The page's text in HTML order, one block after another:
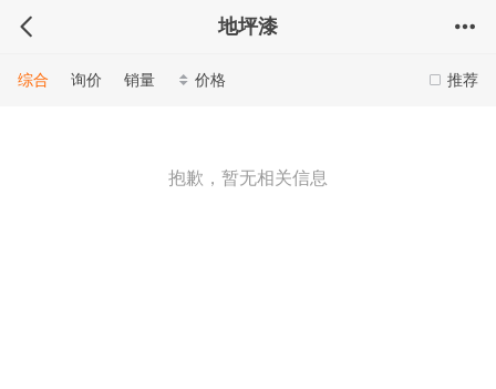
地坪漆
推荐
综合 询价 销量 价格
抱歉，暂无相关信息